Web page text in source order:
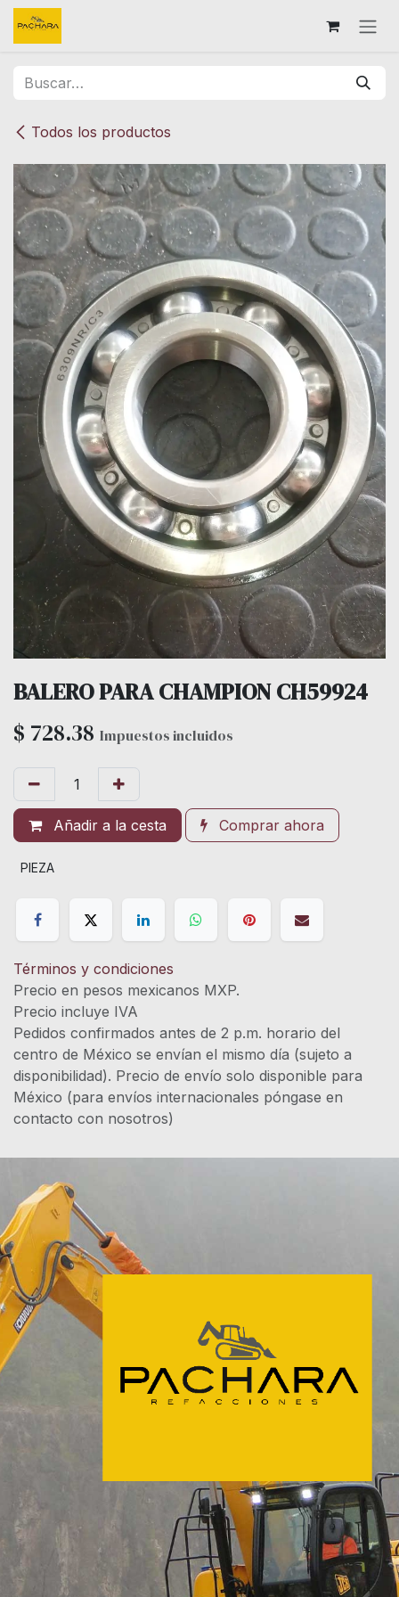
Ir al contenido
Todos los productos
BALERO PARA CHAMPION CH59924
$ 728.38 Impuestos incluidos
Añadir a la cesta Comprar ahora
PIEZA
Términos y condiciones
Precio en pesos mexicanos MXP.
Precio incluye IVA
Pedidos confirmados antes de 2 p.m. horario del
centro de México se envían el mismo día (sujeto a
disponibilidad). Precio de envío solo disponible para
México (para envíos internacionales póngase en
contacto con nosotros)